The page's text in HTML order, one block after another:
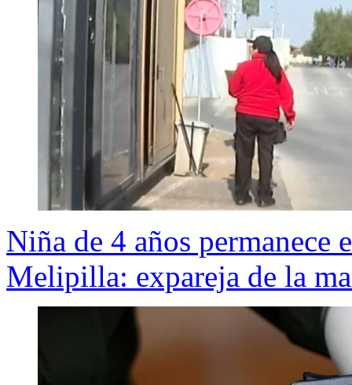
Niña de 4 años permanece
Melipilla: expareja de la